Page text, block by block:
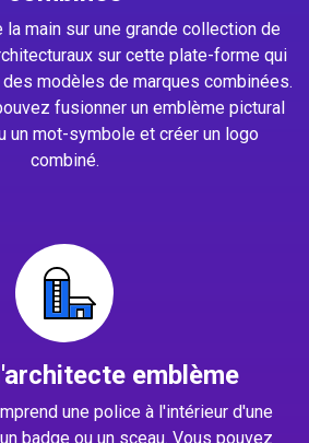
main sur une grande collection de
sur cette plate-forme qui
modèles de marques combinées.
fusionner un emblème pictural
un mot-symbole et créer un logo
combiné.
emblème
une police à l'intérieur d'une
badge ou un sceau. Vous pouvez